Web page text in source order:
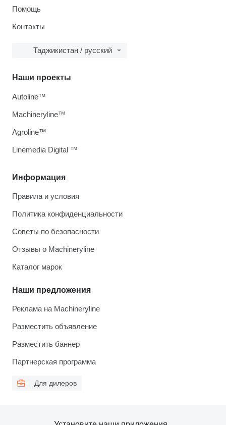
Помощь
Контакты
Таджикистан / русский
Информация
Правила и условия
Политика конфиденциальности
Советы по безопасности
Отзывы о Machineryline
Каталог марок
Наши предложения
Реклама на Machineryline
Разместить объявление
Разместить баннер
Партнерская программа
Для дилеров
Наши проекты
Autoline™
Machineryline™
Agroline™
Linemedia Digital ™